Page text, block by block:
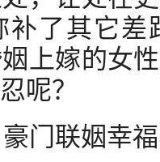
补了其它
上嫁的女
呢？
门联姻幸